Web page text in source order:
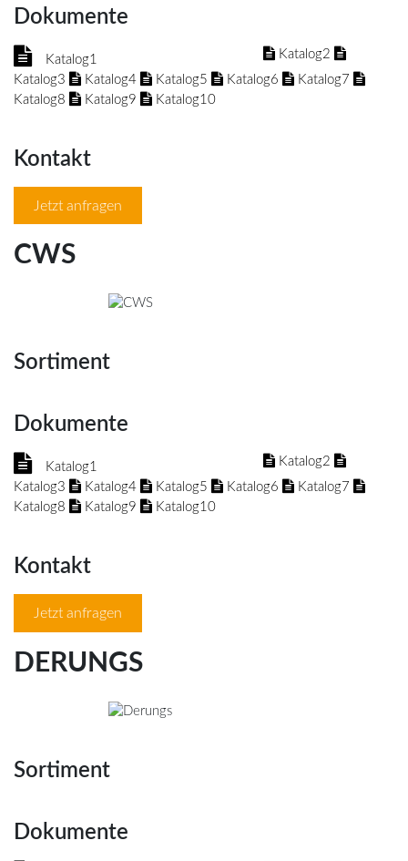
Dokumente
Katalog1
Katalog2
Katalog3
Katalog4 Katalog5 Katalog6
Katalog7
Katalog8
Katalog9 Katalog10
Kontakt
Jetzt anfragen
CWS
Sortiment
Dokumente
Katalog1
Katalog2
Katalog3
Katalog4 Katalog5 Katalog6
Katalog7
Katalog8
Katalog9 Katalog10
Kontakt
Jetzt anfragen
DERUNGS
Sortiment
Dokumente